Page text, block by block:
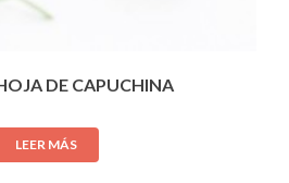
DE CAPUCHINA
LEER MÁS